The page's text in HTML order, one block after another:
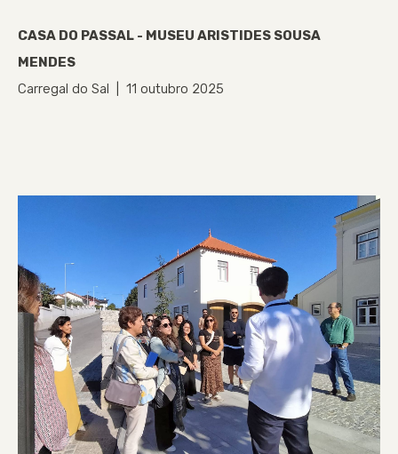
CASA DO PASSAL - MUSEU ARISTIDES SOUSA
MENDES
Carregal do Sal | 11 outubro 2025